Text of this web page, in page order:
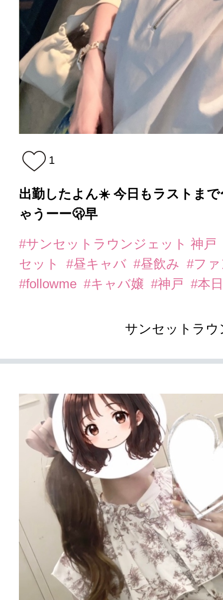
1
出勤したよん☀️ 今日もラストま
ゃうーー🫢早
#サンセットラウンジェット 神戸
セット
#昼キャバ #昼飲み #フ
#followme #キャバ嬢 #神戸 #本
サンセットラ